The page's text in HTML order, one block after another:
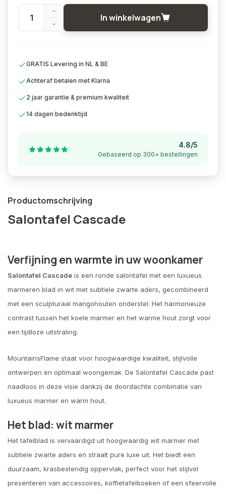
In winkelwagen
GRATIS Levering in NL & BE
Achteraf betalen met Klarna
2 jaar garantie & premium kwaliteit
14 dagen bedenktijd
4.8/5
Gebaseerd op 300+ bestellingen
Productomschrijving
Salontafel Cascade
Verfijning en warmte in uw woonkamer
Salontafel Cascade is een ronde salontafel met een luxueus
marmeren blad in wit met subtiele zwarte aders, gecombineerd
met een sculpturaal mangohouten onderstel. Het harmonieuze
contrast tussen het koele marmer en het warme hout zorgt voor
een tijdloze uitstraling.
MountainsFlame staat voor hoogwaardige kwaliteit, stijlvolle
ontwerpen en optimaal woongemak. De Salontafel Cascade past
naadloos in deze visie dankzij de doordachte combinatie van
luxueus marmer en warm hout.
Het blad: wit marmer
Het tafelblad is vervaardigd uit hoogwaardig wit marmer met
subtiele zwarte aders en straalt pure luxe uit. Het biedt een
duurzaam, krasbestendig oppervlak, perfect voor het stijlvol
presenteren van accessoires, koffietafelboeken of een sfeervolle